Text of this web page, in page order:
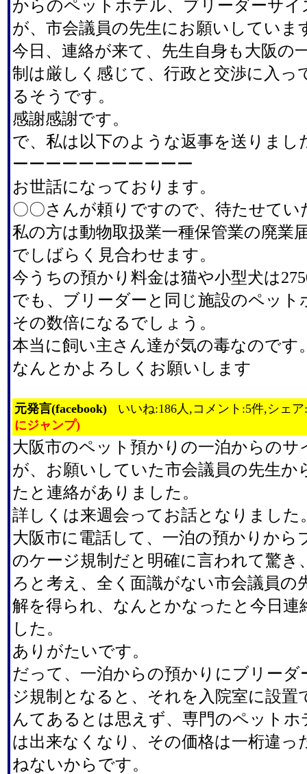
からのペットホテル、ブリーダーサイ
が、市会議員の先生にお願いしていま
今日、連絡が来て、先生自身も大阪の
制は厳しく感じて、行政と交渉に入っ
るそうです。
感謝感謝です。
で、私は以下のような返事を送りまし
ーーーーーーーーーーー
お世話になっております。
〇〇さんが頼りですので、待たせてい
私の方は動物取扱業一種保管業の廃業
でしばらく見合わせます。
今うちの預かり料金は猫や小型犬は
でも、ブリーダーと同じ施設のペット
その数倍になるでしょう。
本当に飼い主さん達が気の毒なのです
なんとかよろしくお願いします
元発言(facebook)
いいね:186人,コメント:5件,シェア
にジャンプ)
大阪市のペット預かりの一泊からのサ
が、お願いしていた市会議員の先生か
たと連絡がありました。
詳しくは来週会ってお話となりました
大阪市に電話して、一泊の預かりから
のケージ規制だと明確に言われて驚き
ろと考え、全く面識がない市会議員の
解を得られ、なんとかなったと今日連
した。
ありがたいです。
だって、一泊からの預かりにブリーダ
ジ規制となると、それを入院室に設置
んてあるとは思えず、専門のペット
は出来なくなり、その価格は一桁違っ
ねないからです。